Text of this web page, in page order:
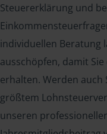
Steuererklärung und
individuellen Beratung
ausschöpfen, damit
erhalten. Werden auch
größtem
unseren